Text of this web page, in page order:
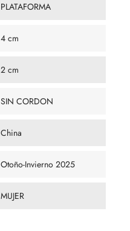
PLATAFORMA
4 cm
2 cm
SIN CORDON
China
Otoño-Invierno 2025
MUJER